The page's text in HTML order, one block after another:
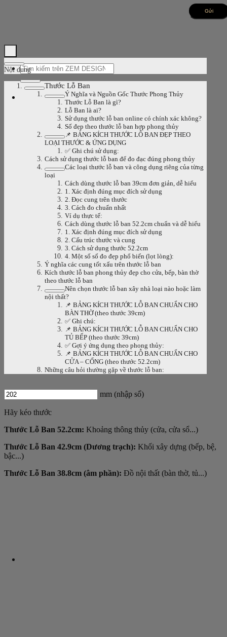
Tìm
kiếm:
Nội dung
Thước Lỗ Ban
Ý Nghĩa và Nguồn Gốc Thước Phong Thủy
Thước Lỗ Ban là gì?
Lỗ Ban là ai?
Sử dụng thước lỗ ban online có chính xác không?
Số đẹp theo thước lỗ ban hợp phong thủy
📌 BẢNG KÍCH THƯỚC LỖ BAN ĐẸP THEO
LOẠI THƯỚC & ỨNG DỤNG
✅ Ghi chú sử dụng:
Cách sử dụng thước lỗ ban để đo đạc đúng phong thủy
Các loại thước lỗ ban và công dụng riêng của từng
loại
Cách dùng thước lỗ ban 39cm đơn giản, dễ hiểu
1. Xác định đúng mục đích sử dụng
2. Đọc cung trên thước
3. Cách đo chuẩn nhất
Ví dụ thực tế:
Cách dùng thước lỗ ban 52.2cm chuẩn và dễ hiểu
1. Xác định đúng mục đích sử dụng
2. Cấu trúc thước và cung
3. Cách sử dụng thước 52.2cm
4. Một số số đo đẹp phổ biến (lọt lòng):
Ý nghĩa các cung tốt xấu trên thước lỗ ban
Kích thước lỗ ban phong thủy đẹp cho cửa, bếp, bàn thờ
theo thước lỗ ban
Nên chọn thước lỗ ban xây nhà loại nào hoặc làm
nội thất?
📌 BẢNG KÍCH THƯỚC LỖ BAN CHUẨN CHO
BÀN THỜ (theo thước 39cm)
✅ Ghi chú:
📌 BẢNG KÍCH THƯỚC LỖ BAN CHUẨN CHO
TỦ BẾP (theo thước 39cm)
✅ Gợi ý ứng dụng theo phong thủy:
📌 BẢNG KÍCH THƯỚC LỖ BAN CHUẨN CHO
CỬA – CỔNG (theo thước 52.2cm)
Những câu hỏi thường gặp về thước lỗ ban:
mm (nhập số)
Hãy kéo thước
Thước Lỗ Ban 52.2cm: Khoảng thông thủy (cửa, cửa sổ...)
Thước Lỗ Ban 42.9cm (Dương trạch): Khối xây dựng (bếp, bệ,
bậc...)
Thước Lỗ Ban 38.8cm (âm phần): Đồ nội thất (bàn thờ, tủ...)